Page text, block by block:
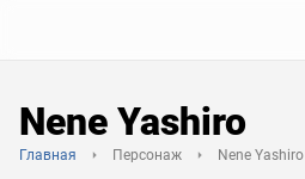
Nene Yashiro
Главная Персонаж Nene Yashiro